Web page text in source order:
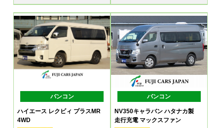
バンコン
ハイエース レクビィ プラスMR
4WD
バンコン
NV350キャラバン ハタナカ製
走行充電 マックスファン